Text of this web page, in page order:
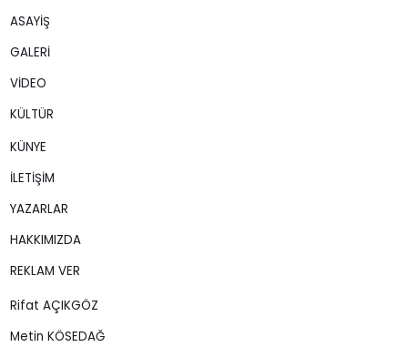
ASAYİŞ
GALERİ
VİDEO
KÜLTÜR
KÜNYE
İLETİŞİM
YAZARLAR
HAKKIMIZDA
REKLAM VER
Rifat AÇIKGÖZ
Metin KÖSEDAĞ